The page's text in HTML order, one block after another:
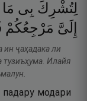
لِتُشْرِكَ بِى مَا
إِلَىَّ مَرْجِعُكُمْ
ин ҷаҳадака ли
тузиъҳума. Илайя
модари